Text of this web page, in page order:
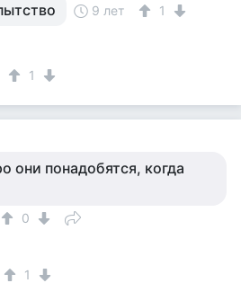
9 лет 1
1
они понадобятся, когда
0
1